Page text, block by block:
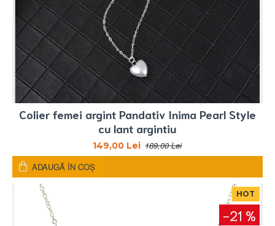
Colier femei argint Pandativ Inima Pearl Style
cu lant argintiu
149,00 Lei 189,00 Lei
ADAUGĂ ÎN COŞ
HOT
-21 %